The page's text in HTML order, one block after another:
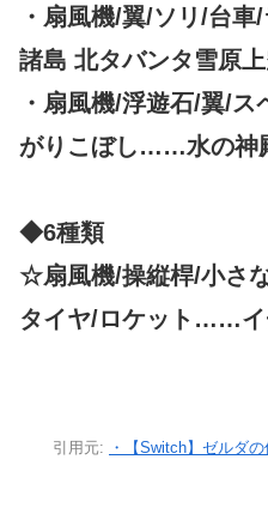
・扇風機/翼/ソリ/台
諸島 北タバンタ雪原
・扇風機/浮遊石/翼/
がりこぼし……水の神
◆6種類
☆扇風機/操縦桿/小さ
タイヤ/ロケット……イ
引用元:
・【Switch】ゼルダ